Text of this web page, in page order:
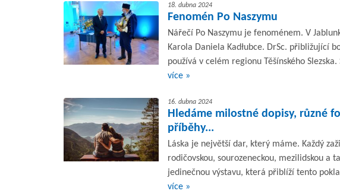
18. dubna 2024
Fenomén Po Naszymu
Nářečí Po Naszymu je fenoménem. V
Karola Daniela Kadłubce. DrSc. přibližující
používá v celém regionu Těšínského
více »
16. dubna 2024
Hledáme milostné dopisy, různé
příběhy...
Láska je největší dar, který máme. Každý
rodičovskou, sourozeneckou, mezilidskou a
jedinečnou výstavu, která přiblíží tento
více »